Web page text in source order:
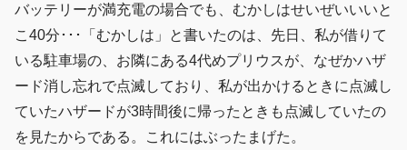
バッテリーが満充電の場合でも、むかしはせいぜいいいと
こ40分･･･「むかしは」と書いたのは、先日、私が借りて
いる駐車場の、お隣にある4代めプリウスが、なぜかハザ
ード消し忘れで点滅しており、私が出かけるときに点滅し
ていたハザードが3時間後に帰ったときも点滅していたの
を見たからである。これにはぶったまげた。